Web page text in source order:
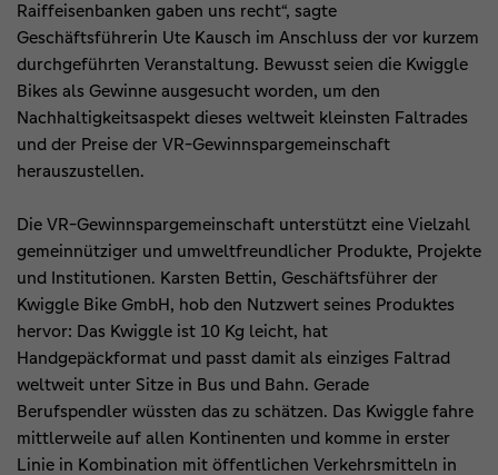
Raiffeisenbanken gaben uns recht“, sagte
Geschäftsführerin Ute Kausch im Anschluss der vor kurzem
durchgeführten Veranstaltung. Bewusst seien die Kwiggle
Bikes als Gewinne ausgesucht worden, um den
Nachhaltigkeitsaspekt dieses weltweit kleinsten Faltrades
und der Preise der VR-Gewinnspargemeinschaft
herauszustellen.
Die VR-Gewinnspargemeinschaft unterstützt eine Vielzahl
gemeinnütziger und umweltfreundlicher Produkte, Projekte
und Institutionen. Karsten Bettin, Geschäftsführer der
Kwiggle Bike GmbH, hob den Nutzwert seines Produktes
hervor: Das Kwiggle ist 10 Kg leicht, hat
Handgepäckformat und passt damit als einziges Faltrad
weltweit unter Sitze in Bus und Bahn. Gerade
Berufspendler wüssten das zu schätzen. Das Kwiggle fahre
mittlerweile auf allen Kontinenten und komme in erster
Linie in Kombination mit öffentlichen Verkehrsmitteln in